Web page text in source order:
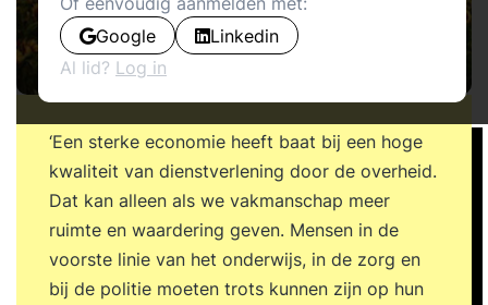
‘Een sterke economie heeft baat bij een hoge
kwaliteit van dienstverlening door de overheid.
Dat kan alleen als we vakmanschap meer
ruimte en waardering geven. Mensen in de
voorste linie van het onderwijs, in de zorg en
bij de politie moeten trots kunnen zijn op hun
Google
Linkedin
Al lid? Log in